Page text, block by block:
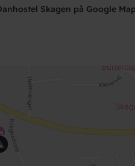
Skagen på Google